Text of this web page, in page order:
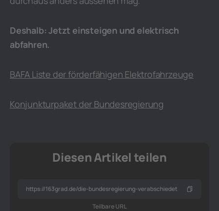
Deshalb: Jetzt einsteigen und elektrisch
abfahren.
BAFA Liste der förderfähigen Elektrofahrzeuge
Konjunkturpaket der Bundesregierung
Diesen Artikel teilen
Teilbare URL